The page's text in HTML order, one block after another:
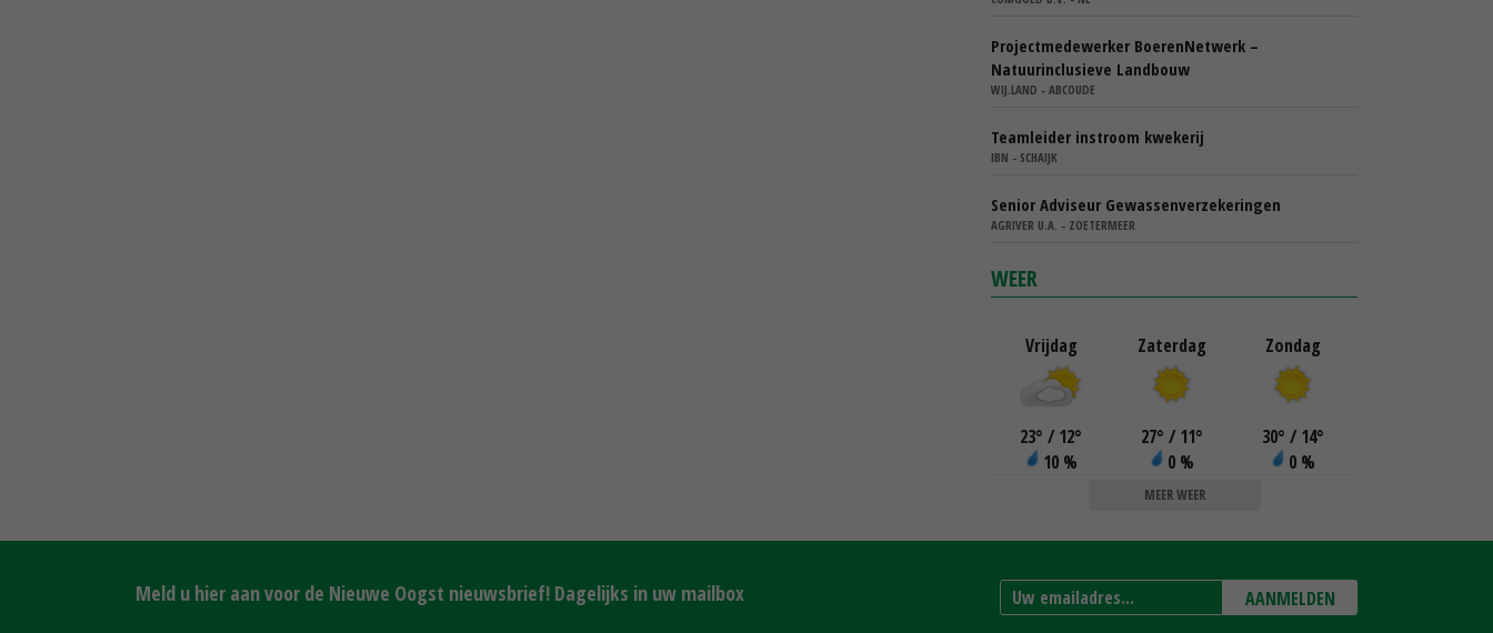
Projectmedewerker BoerenNetwerk –
Natuurinclusieve Landbouw
WIJ.LAND - ABCOUDE
Teamleider instroom kwekerij
IBN - SCHAIJK
Senior Adviseur Gewassenverzekeringen
AGRIVER U.A. - ZOETERMEER
WEER
Vrijdag
23° / 12°
10 %
Zaterdag
27° / 11°
0 %
Zondag
30° / 14°
0 %
MEER WEER
Meld u hier aan voor de Nieuwe Oogst nieuwsbrief! Dagelijks in uw mailbox AANMELDEN